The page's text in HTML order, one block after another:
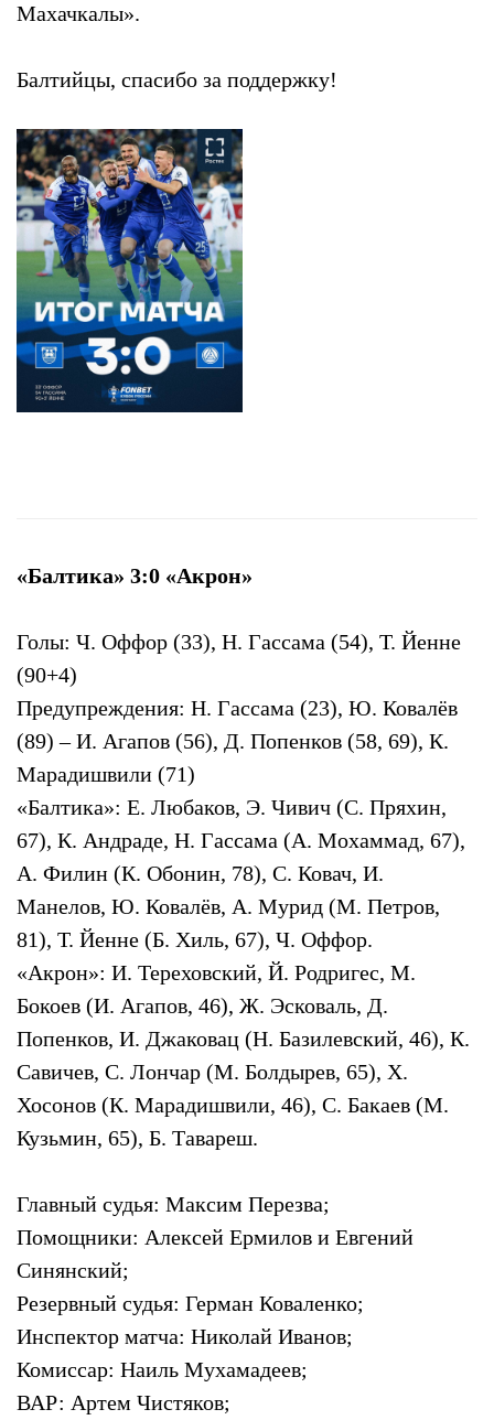
Махачкалы».
Балтийцы, спасибо за поддержку!
«Балтика» 3:0 «Акрон»
Голы: Ч. Оффор (33), Н. Гассама (54), Т. Йенне
(90+4)
Предупреждения: Н. Гассама (23), Ю. Ковалёв
(89) – И. Агапов (56), Д. Попенков (58, 69), К.
Марадишвили (71)
«Балтика»: Е. Любаков, Э. Чивич (С. Пряхин,
67), К. Андраде, Н. Гассама (А. Мохаммад, 67),
А. Филин (К. Обонин, 78), С. Ковач, И.
Манелов, Ю. Ковалёв, А. Мурид (М. Петров,
81), Т. Йенне (Б. Хиль, 67), Ч. Оффор.
«Акрон»: И. Тереховский, Й. Родригес, М.
Бокоев (И. Агапов, 46), Ж. Эсковаль, Д.
Попенков, И. Джаковац (Н. Базилевский, 46), К.
Савичев, С. Лончар (М. Болдырев, 65), Х.
Хосонов (К. Марадишвили, 46), С. Бакаев (М.
Кузьмин, 65), Б. Тавареш.
Главный судья: Максим Перезва;
Помощники: Алексей Ермилов и Евгений
Синянский;
Резервный судья: Герман Коваленко;
Инспектор матча: Николай Иванов;
Комиссар: Наиль Мухамадеев;
ВАР: Артем Чистяков;